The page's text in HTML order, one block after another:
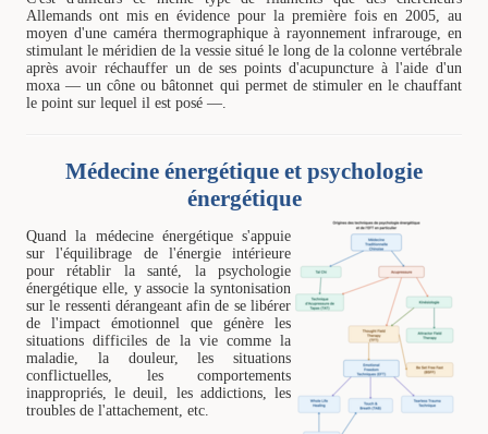
Allemands ont mis en évidence pour la première fois en 2005, au
moyen d'une caméra thermographique à rayonnement infrarouge, en
stimulant le méridien de la vessie situé le long de la colonne vertébrale
après avoir réchauffer un de ses points d'acupuncture à l'aide d'un
moxa — un cône ou bâtonnet qui permet de stimuler en le chauffant
le point sur lequel il est posé —.
Médecine énergétique et psychologie
énergétique
Quand la médecine énergétique s'appuie
sur l'équilibrage de l'énergie intérieure
pour rétablir la santé, la psychologie
énergétique elle, y associe la syntonisation
sur le ressenti dérangeant afin de se libérer
de l'impact émotionnel que génère les
situations difficiles de la vie comme la
maladie, la douleur, les situations
conflictuelles, les comportements
inappropriés, le deuil, les addictions, les
troubles de l'attachement, etc.